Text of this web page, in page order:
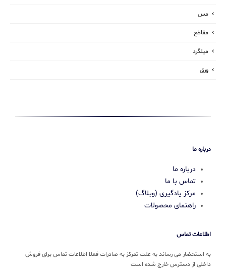
مس
مقاطع
میلگرد
ورق
درباره ما
درباره ما
تماس با ما
مرکز یادگیری (وبلاگ)
راهنمای محصولات
اطلاعات تماس
به استحضار می رساند به علت تمرکز به صادرات فعلا اطلاعات تماس برای فروش
داخلی از دسترس خارج شده است